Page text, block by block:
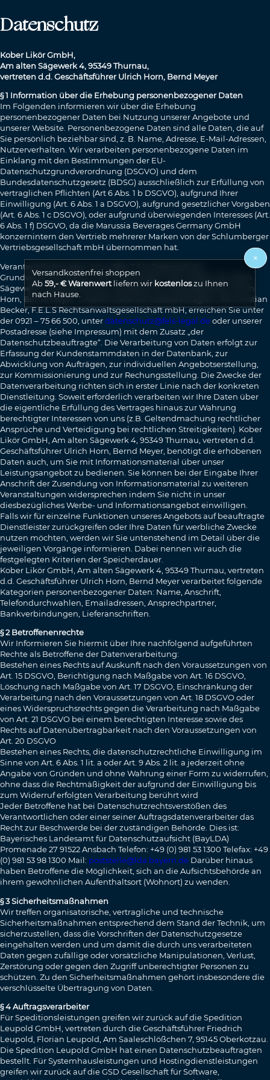
Versandkostenfrei shoppen
Ab59,- € Warenwertliefern wir kostenloszu Ihnen
nach Hause.
×
Datenschutz
Kober Likör GmbH,
Am alten Sägewerk 4, 95349 Thurnau,
vertreten d.d. Geschäftsführer Ulrich Horn, Bernd Meyer
§ 1 Information über die Erhebung personenbezogener Daten
Im Folgenden informieren wir über die Erhebung
personenbezogener Daten bei Nutzung unserer Angebote und
unserer Website. Personenbezogene Daten sind alle Daten, die auf
Sie persönlich beziehbar sind, z. B. Name, Adresse, E-Mail-Adressen,
Nutzerverhalten. Wir verarbeiten personenbezogene Daten im
Einklang mit den Bestimmungen der EU-
Datenschutzgrundverordnung (DSGVO) und dem
Bundesdatenschutzgesetz (BDSG) ausschließlich zur Erfüllung von
vertraglichen Pflichten (Art 6 Abs. 1 b DSGVO), aufgrund Ihrer
Einwilligung (Art. 6 Abs. 1 a DSGVO), aufgrund gesetzlicher Vorgaben
(Art. 6 Abs. 1 c DSGVO), oder aufgrund überwiegenden Interesses (Art.
6 Abs. 1 f) DSGVO, da die Marussia Beverages Germany GmbH
konzernintern den Vertrieb mehrerer Marken von der Schlumberger
Vertriebsgesellschaft mbH übernommen hat.
Verantwortlicher gem. Art. 4 Abs. 7 EU-Datenschutz-
Grundverordnung (DS-GVO) ist die Kober Likör GmbH, Am alten
Sägewerk 4, 95349 Thurnau, vertreten d.d. Geschäftsführer Ulrich
Horn, Bernd Meyer. Unseren Datenschutzbeauftragten, RA Christian
Becker, F.E.L.S Rechtsanwaltsgesellschaft mbH, erreichen Sie unter
der 0921 – 75 66 500, unterdatenschutz@fels-legal.deoder unserer
Postadresse (siehe Impressum) mit dem Zusatz „der
Datenschutzbeauftragte“. Die Verarbeitung von Daten erfolgt zur
Erfassung der Kundenstammdaten in der Datenbank, zur
Abwicklung von Aufträgen, zur individuellen Angebotserstellung,
zur Kommissionierung und zur Rechungsstellung. Die Zwecke der
Datenverarbeitung richten sich in erster Linie nach der konkreten
Dienstleitung. Soweit erforderlich verarbeiten wir Ihre Daten über
die eigentliche Erfüllung des Vertrages hinaus zur Wahrung
berechtigter Interessen von uns (z.B. Geltendmachung rechtlicher
Ansprüche und Verteidigung bei rechtlichen Streitigkeiten). Kober
Likör GmbH, Am alten Sägewerk 4, 95349 Thurnau, vertreten d.d.
Geschäftsführer Ulrich Horn, Bernd Meyer, benötigt die erhobenen
Daten auch, um Sie mit Informationsmaterial über unser
Leistungsangebot zu bedienen. Sie können bei der Eingabe Ihrer
Anschrift der Zusendung von Informationsmaterial zu weiteren
Veranstaltungen widersprechen indem Sie nicht in unser
diesbezügliches Werbe- und Informationsangebot einwilligen.
Falls wir für einzelne Funktionen unseres Angebots auf beauftragte
Dienstleister zurückgreifen oder Ihre Daten für werbliche Zwecke
nutzen möchten, werden wir Sie untenstehend im Detail über die
jeweiligen Vorgänge informieren. Dabei nennen wir auch die
festgelegten Kriterien der Speicherdauer.
Kober Likör GmbH, Am alten Sägewerk 4, 95349 Thurnau, vertreten
d.d. Geschäftsführer Ulrich Horn, Bernd Meyer verarbeitet folgende
Kategorien personenbezogener Daten: Name, Anschrift,
Telefondurchwahlen, Emailadressen, Ansprechpartner,
Bankverbindungen, Lieferanschriften.
§ 2 Betroffenenrechte
Wir Informieren Sie hiermit über Ihre nachfolgend aufgeführten
Rechte als Betroffene der Datenverarbeitung:
Bestehen eines Rechts auf Auskunft nach den Voraussetzungen von
Art. 15 DSGVO, Berichtigung nach Maßgabe von Art. 16 DSGVO,
Löschung nach Maßgabe von Art. 17 DSGVO, Einschränkung der
Verarbeitung nach den Voraussetzungen von Art. 18 DSGVO oder
eines Widerspruchsrechts gegen die Verarbeitung nach Maßgabe
von Art. 21 DSGVO bei einem berechtigten Interesse sowie des
Rechts auf Datenübertragbarkeit nach den Voraussetzungen von
Art. 20 DSGVO
Bestehen eines Rechts, die datenschutzrechtliche Einwilligung im
Sinne von Art. 6 Abs. 1 lit. a oder Art. 9 Abs. 2 lit. a jederzeit ohne
Angabe von Gründen und ohne Wahrung einer Form zu widerrufen,
ohne dass die Rechtmäßigkeit der aufgrund der Einwilligung bis
zum Widerruf erfolgten Verarbeitung berührt wird
Jeder Betroffene hat bei Datenschutzrechtsverstößen des
Verantwortlichen oder einer seiner Auftragsdatenverarbeiter das
Recht zur Beschwerde bei der zuständigen Behörde. Dies ist:
Bayerisches Landesamt für Datenschutzaufsicht (BayLDA)
Promenade 27 91522 Ansbach Telefon: +49 (0) 981 53 1300 Telefax: +49
(0) 981 53 98 1300 Mail: poststelle@lda.bayern.de Darüber hinaus
haben Betroffene die Möglichkeit, sich an die Aufsichtsbehörde an
ihrem gewöhnlichen Aufenthaltsort (Wohnort) zu wenden.
§ 3 Sicherheitsmaßnahmen
Wir treffen organisatorische, vertragliche und technische
Sicherheitsmaßnahmen entsprechend dem Stand der Technik, um
sicherzustellen, dass die Vorschriften der Datenschutzgesetze
eingehalten werden und um damit die durch uns verarbeiteten
Daten gegen zufällige oder vorsätzliche Manipulationen, Verlust,
Zerstörung oder gegen den Zugriff unberechtigter Personen zu
schützen. Zu den Sicherheitsmaßnahmen gehört insbesondere die
verschlüsselte Übertragung von Daten.
§ 4 Auftragsverarbeiter
Für Speditionsleistungen greifen wir zurück auf die Spedition
Leupold GmbH, vertreten durch die Geschäftsführer Friedrich
Leupold, Florian Leupold, Am Saaleschlößchen 7, 95145 Oberkotzau.
Die Spedition Leupold GmbH hat einen Datenschutzbeauftragten
bestellt. Für Systemhausleistungen und Hostingdienstleistungen
greifen wir zurück auf die GSD Gesellschaft für Software,